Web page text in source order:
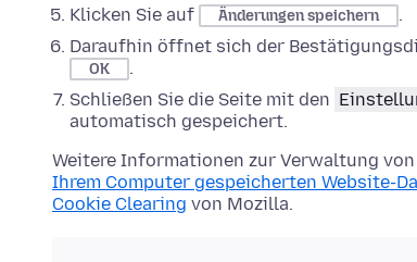
Klicken Sie auf
Änderungen speichern
.
Daraufhin öffnet sich der
OK
.
Schließen Sie die Seite mit den
automatisch gespeichert.
Weitere Informationen zur Verwaltung
Ihrem Computer gespeicherten Website-
Cookie Clearing von Mozilla.